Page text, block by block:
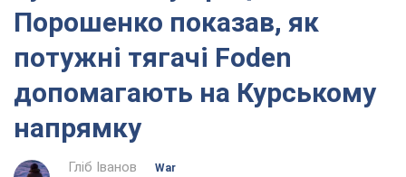
Порошенко показав, як
потужні тягачі Foden
допомагають на Курському
напрямку
Гліб Іванов
War